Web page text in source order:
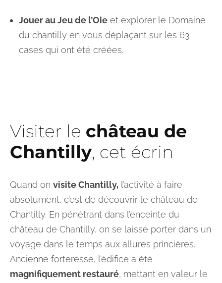
Jouer au Jeu de l’Oie et explorer le Domaine
du chantilly en vous déplaçant sur les 63
cases qui ont été créées.
Visiter le château de
Chantilly, cet écrin
Quand on visite Chantilly, l’activité à faire
absolument, c’est de découvrir le château de
Chantilly. En pénétrant dans l’enceinte du
château de Chantilly, on se laisse porter dans un
voyage dans le temps aux allures princières.
Ancienne forteresse, l’édifice a été
magnifiquement restauré, mettant en valeur le